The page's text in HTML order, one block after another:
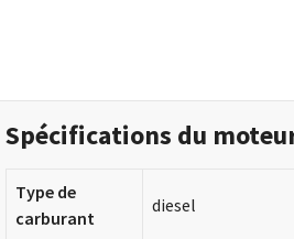
Spécifications du
Type de
carburant
diesel